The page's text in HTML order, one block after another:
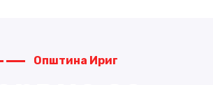
Општина Ириг